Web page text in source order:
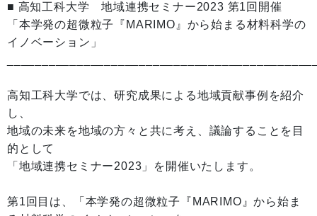
■ 高知工科大学 地域連携セミナー2023 第1回開催
「本学発の超微粒子『MARIMO』から始まる材料科学の
イノベーション」
高知工科大学では、研究成果による地域貢献事例を紹介
し、
地域の未来を地域の方々と共に考え、議論することを目
的として
「地域連携セミナー2023」を開催いたします。
第1回目は、「本学発の超微粒子『MARIMO』から始ま